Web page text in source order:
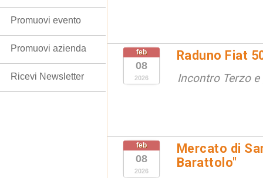
feb
08
2026
Raduno Fiat
Incontro Terzo
feb
08
2026
Mercato di
Barattolo"
Promuovi evento
Promuovi azienda
Ricevi Newsletter